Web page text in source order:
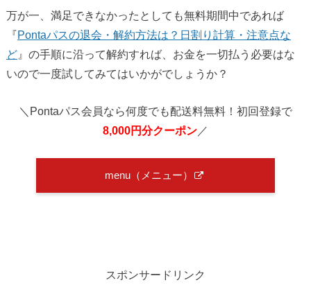
万が一、満足できなかったとしても無料期間中であれば
『Pontaパスの退会・解約方法は？日割り計算・注意点な
ど』の手順に沿って解約すれば、お金を一切払う必要はな
いので一度試してみてはいかがでしょうか？
＼Pontaパス会員なら何度でも配送料無料！初回登録で
8,000円分クーポン／
menu（メニュー）
スポンサードリンク